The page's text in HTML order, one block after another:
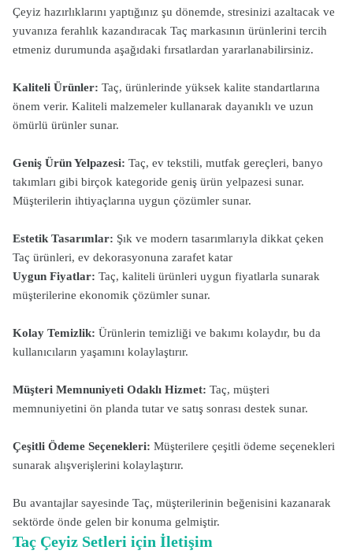
Çeyiz hazırlıklarını yaptığınız şu dönemde, stresinizi azaltacak ve
yuvanıza ferahlık kazandıracak Taç markasının ürünlerini tercih
etmeniz durumunda aşağıdaki fırsatlardan yararlanabilirsiniz.
Kaliteli Ürünler: Taç, ürünlerinde yüksek kalite standartlarına
önem verir. Kaliteli malzemeler kullanarak dayanıklı ve uzun
ömürlü ürünler sunar.
Geniş Ürün Yelpazesi: Taç, ev tekstili, mutfak gereçleri, banyo
takımları gibi birçok kategoride geniş ürün yelpazesi sunar.
Müşterilerin ihtiyaçlarına uygun çözümler sunar.
Estetik Tasarımlar: Şık ve modern tasarımlarıyla dikkat çeken
Taç ürünleri, ev dekorasyonuna zarafet katar
Uygun Fiyatlar: Taç, kaliteli ürünleri uygun fiyatlarla sunarak
müşterilerine ekonomik çözümler sunar.
Kolay Temizlik: Ürünlerin temizliği ve bakımı kolaydır, bu da
kullanıcıların yaşamını kolaylaştırır.
Müşteri Memnuniyeti Odaklı Hizmet: Taç, müşteri
memnuniyetini ön planda tutar ve satış sonrası destek sunar.
Çeşitli Ödeme Seçenekleri: Müşterilere çeşitli ödeme seçenekleri
sunarak alışverişlerini kolaylaştırır.
Bu avantajlar sayesinde Taç, müşterilerinin beğenisini kazanarak
sektörde önde gelen bir konuma gelmiştir.
Taç Çeyiz Setleri için İletişim